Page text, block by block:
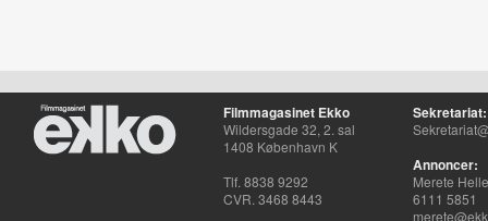
Filmmagasinet Ekko
Wildersgade 32, 2. sal
1408 København K
Tlf. 8838 9292
CVR. 3468 8443
Sekretariat:
Annoncer:
Merete
6111 5851